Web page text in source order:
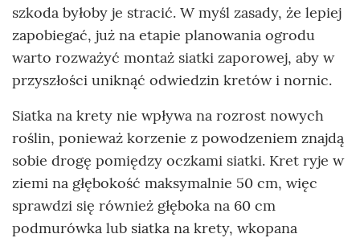
szkoda byłoby je stracić. W myśl zasady, że lepiej
zapobiegać, już na etapie planowania ogrodu
warto rozważyć montaż siatki zaporowej, aby w
przyszłości uniknąć odwiedzin kretów i nornic.
Siatka na krety nie wpływa na rozrost nowych
roślin, ponieważ korzenie z powodzeniem znajdą
sobie drogę pomiędzy oczkami siatki. Kret ryje w
ziemi na głębokość maksymalnie 50 cm, więc
sprawdzi się również głęboka na 60 cm
podmurówka lub siatka na krety, wkopana